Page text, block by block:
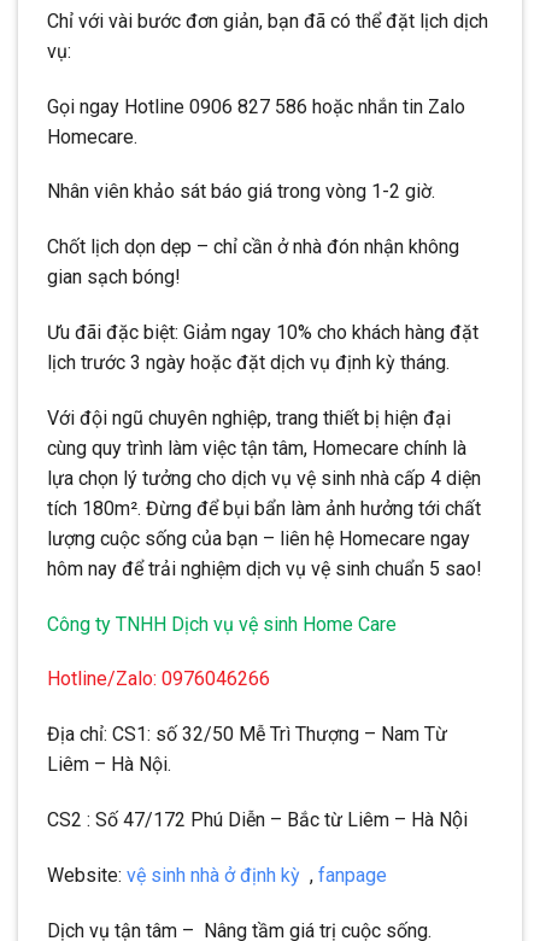
Chỉ với vài bước đơn giản, bạn đã có thể đặt lịch dịch
vụ:
Gọi ngay Hotline 0906 827 586 hoặc nhắn tin Zalo
Homecare.
Nhân viên khảo sát báo giá trong vòng 1-2 giờ.
Chốt lịch dọn dẹp – chỉ cần ở nhà đón nhận không
gian sạch bóng!
Ưu đãi đặc biệt: Giảm ngay 10% cho khách hàng đặt
lịch trước 3 ngày hoặc đặt dịch vụ định kỳ tháng.
Với đội ngũ chuyên nghiệp, trang thiết bị hiện đại
cùng quy trình làm việc tận tâm, Homecare chính là
lựa chọn lý tưởng cho dịch vụ vệ sinh nhà cấp 4 diện
tích 180m². Đừng để bụi bẩn làm ảnh hưởng tới chất
lượng cuộc sống của bạn – liên hệ Homecare ngay
hôm nay để trải nghiệm dịch vụ vệ sinh chuẩn 5 sao!
Công ty TNHH Dịch vụ vệ sinh Home Care
Hotline/Zalo: 0976046266
Địa chỉ: CS1: số 32/50 Mễ Trì Thượng – Nam Từ
Liêm – Hà Nội.
CS2 : Số 47/172 Phú Diễn – Bắc từ Liêm – Hà Nội
Website: vệ sinh nhà ở định kỳ , fanpage
Dịch vụ tận tâm – Nâng tầm giá trị cuộc sống.